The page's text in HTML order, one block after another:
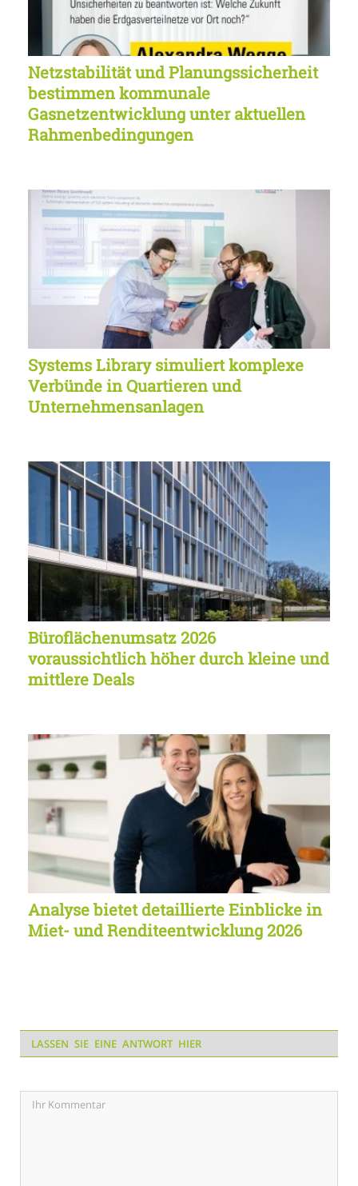
Netzstabilität und Planungssicherheit
bestimmen kommunale
Gasnetzentwicklung unter aktuellen
Rahmenbedingungen
Systems Library simuliert komplexe
Verbünde in Quartieren und
Unternehmensanlagen
Büroflächenumsatz 2026
voraussichtlich höher durch kleine und
mittlere Deals
Analyse bietet detaillierte Einblicke in
Miet- und Renditeentwicklung 2026
LASSEN SIE EINE ANTWORT HIER